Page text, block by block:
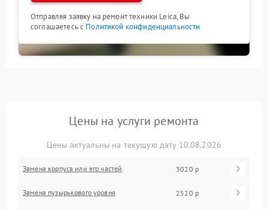
Отправляя заявку на ремонт техники Leica, Вы
соглашаетесь с Политикой конфиденциальности
Цены на услуги ремонта
Цены актуальны на текущую дату 10.08.2026
Замена корпуса или его частей 3020 р
Замена пузырькового уровня 2520 р